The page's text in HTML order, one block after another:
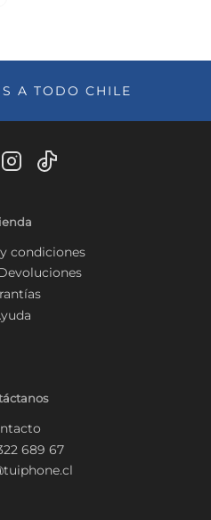
A TODO CHILE
condiciones
689 67